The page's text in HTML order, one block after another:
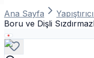
Ana Sayfa
Boru ve Dişli